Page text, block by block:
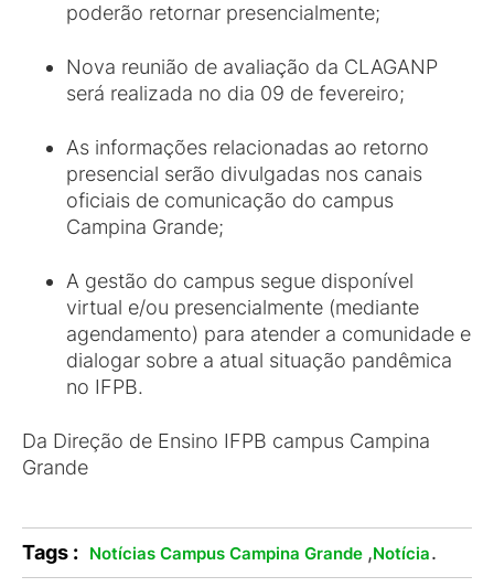
poderão retornar presencialmente;
Nova reunião de avaliação da CLAGANP
será realizada no dia 09 de fevereiro;
As informações relacionadas ao retorno
presencial serão divulgadas nos canais
oficiais de comunicação do campus
Campina Grande;
A gestão do campus segue disponível
virtual e/ou presencialmente (mediante
agendamento) para atender a comunidade e
dialogar sobre a atual situação pandêmica
no IFPB.
Da Direção de Ensino IFPB campus Campina
Grande
Tags : Notícias Campus Campina Grande ,Notícia.